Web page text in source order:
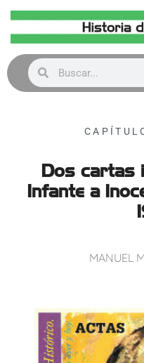
Dos cartas
Infante a
MANUEL